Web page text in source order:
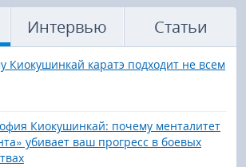
Интервью Статьи
Киокушинкай каратэ подходит не всем
Киокушинкай: почему менталитет
убивает ваш прогресс в боевых